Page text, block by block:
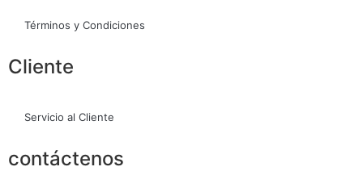
Términos y Condiciones
Cliente
Servicio al Cliente
contáctenos